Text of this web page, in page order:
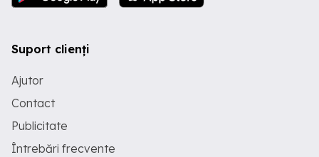
Suport clienți
Ajutor
Contact
Publicitate
Întrebări frecvente